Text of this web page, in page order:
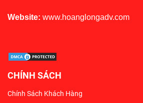
Website: www.hoanglongadv.com
CHÍNH SÁCH
Chính Sách Khách Hàng